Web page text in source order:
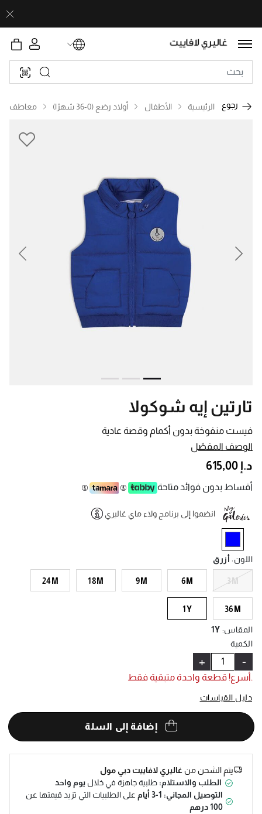
رجوع الرئيسية الأطفال أولاد رضع (0-36 شهرًا) معاطف
Next
فيست منفوخة بدون أكمام وقصة عادية
تارتين إيه شوكولا
الوصف المفصّل
د.إ 615,00
أقساط بدون فوائد متاحة
انضموا إلى برنامج ولاء ماي غاليري
selectedاللون: أزرق
3M
6M
9M
18M
24M
36M
1Y
المقاس:
1Y
الكمية
-
+
.أسرع! قطعة واحدة متبقية فقط
دليل القياسات
إضافة إلى السلة
يتم الشحن منغاليري لافاييت دبي مول
الطلب والاستلام: طلبية جاهزة في خلال يوم واحد
التوصيل المجاني: 1-3 أيام
على الطلبيات التي تزيد قيمتها عن
100 درهم